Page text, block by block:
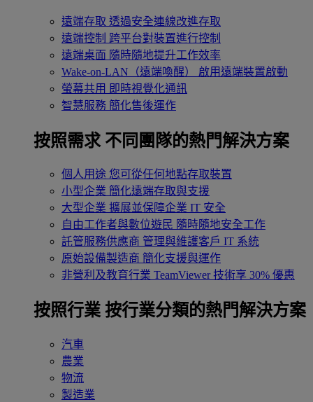
遠端存取 透過安全連線改進存取
遠端控制 跨平台對裝置進行控制
遠端桌面 隨時隨地提升工作效率
Wake-on-LAN（遠端喚醒）
啟用遠端裝置啟動
螢幕共用 即時視覺化通訊
智慧服務 簡化售後運作
按照需求 不同團隊的熱門解決方案
個人用途 您可從任何地點存取裝置
小型企業 簡化遠端存取與支援
大型企業 擴展並保障企業 IT 安全
自由工作者與數位遊民 隨時隨地安全工作
託管服務供應商 管理與維護客戶 IT 系統
原始設備製造商 簡化支援與運作
非營利及教育行業 TeamViewer 技術享 30% 優惠
按照行業 按行業分類的熱門解決方案
汽車
農業
物流
製造業